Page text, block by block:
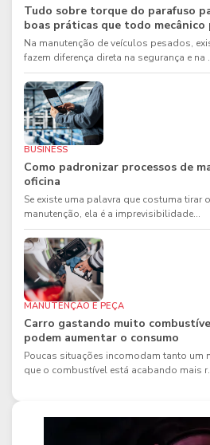
Tudo sobre torque do parafuso
boas práticas que todo mecânico
Na manutenção de veículos pesados,
fazem diferença direta na segurança e na
BUSINESS
Como padronizar processos de
oficina
Se existe uma palavra que costuma tirar
manutenção, ela é a imprevisibilidade...
MANUTENÇÃO E PEÇA
Carro gastando muito
podem aumentar o consumo
Poucas situações incomodam tanto um
que o combustível está acabando mais